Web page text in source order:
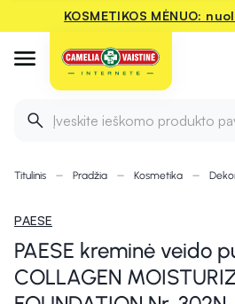
KOSMETIKOS MĖNUO:
Įveskite ieškomo produkto
Titulinis Pradžia Kosmetika
PAESE
PAESE kreminė veido
COLLAGEN